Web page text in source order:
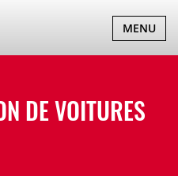
BASCULER
LA
MENU
DE VOITURES